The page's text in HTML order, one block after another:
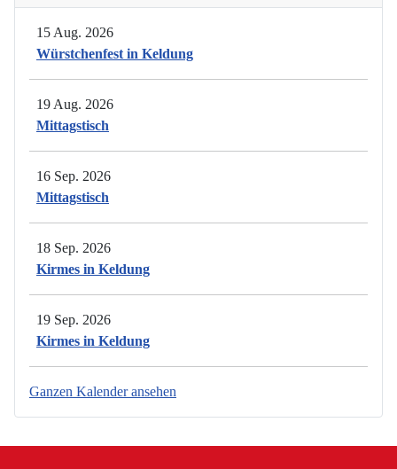
15 Aug. 2026
Würstchenfest in Keldung
19 Aug. 2026
Mittagstisch
16 Sep. 2026
Mittagstisch
18 Sep. 2026
Kirmes in Keldung
19 Sep. 2026
Kirmes in Keldung
Ganzen Kalender ansehen